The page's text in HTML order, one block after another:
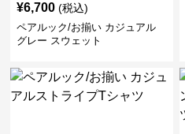
¥6,700 (税込)
ペアルック/お揃い カジュアル
グレー スウェット